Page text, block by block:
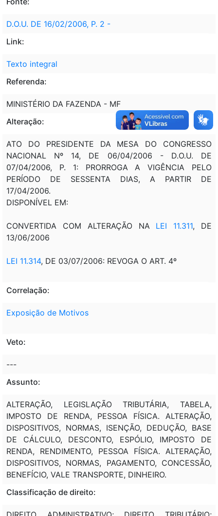
D.O.U. DE 16/02/2006, P. 2 -
Link:
Texto integral
Referenda:
MINISTÉRIO DA FAZENDA - MF
Alteração:
ATO DO PRESIDENTE DA MESA DO CONGRESSO
NACIONAL Nº 14, DE 06/04/2006 - D.O.U. DE
07/04/2006, P. 1: PRORROGA A VIGÊNCIA PELO
PERÍODO DE SESSENTA DIAS, A PARTIR DE
17/04/2006.
DISPONÍVEL EM:
CONVERTIDA COM ALTERAÇÃO NA LEI 11.311, DE
13/06/2006
LEI 11.314, DE 03/07/2006: REVOGA O ART. 4º
Correlação:
Exposição de Motivos
Veto:
---
Assunto:
ALTERAÇÃO, LEGISLAÇÃO TRIBUTÁRIA, TABELA,
IMPOSTO DE RENDA, PESSOA FÍSICA. ALTERAÇÃO,
DISPOSITIVOS, NORMAS, ISENÇÃO, DEDUÇÃO, BASE
DE CÁLCULO, DESCONTO, ESPÓLIO, IMPOSTO DE
RENDA, RENDIMENTO, PESSOA FÍSICA. ALTERAÇÃO,
DISPOSITIVOS, NORMAS, PAGAMENTO, CONCESSÃO,
BENEFÍCIO, VALE TRANSPORTE, DINHEIRO.
Classificação de direito: